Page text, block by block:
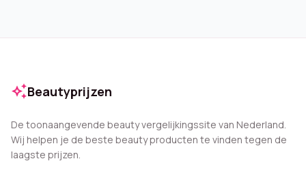
auto_awesomeBeautyprijzen
De toonaangevende beauty vergelijkingssite van Nederland.
Wij helpen je de beste beauty producten te vinden tegen de
laagste prijzen.